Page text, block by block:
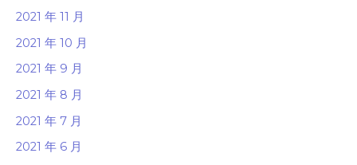
2021 年 11 月
2021 年 10 月
2021 年 9 月
2021 年 8 月
2021 年 7 月
2021 年 6 月